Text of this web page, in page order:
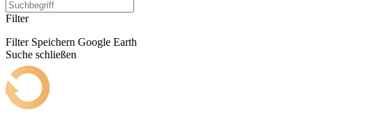
Filter
Filter Speichern Google Earth
Suche schließen